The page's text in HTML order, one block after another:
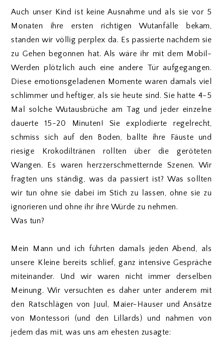
Auch unser Kind ist keine Ausnahme und als sie vor 5
Monaten ihre ersten richtigen Wutanfälle bekam,
standen wir völlig perplex da. Es passierte nachdem sie
zu Gehen begonnen hat. Als wäre ihr mit dem Mobil-
Werden plötzlich auch eine andere Tür aufgegangen.
Diese emotionsgeladenen Momente waren damals viel
schlimmer und heftiger, als sie heute sind. Sie hatte 4-5
Mal solche Wutausbrüche am Tag und jeder einzelne
dauerte 15-20 Minuten! Sie explodierte regelrecht,
schmiss sich auf den Boden, ballte ihre Fäuste und
riesige Krokodiltränen rollten über die geröteten
Wangen. Es waren herzzerschmetternde Szenen. Wir
fragten uns ständig, was da passiert ist? Was sollten
wir tun ohne sie dabei im Stich zu lassen, ohne sie zu
ignorieren und ohne ihr ihre Würde zu nehmen.
Was tun?
Mein Mann und ich führten damals jeden Abend, als
unsere Kleine bereits schlief, ganz intensive Gespräche
miteinander. Und wir waren nicht immer derselben
Meinung. Wir versuchten es daher unter anderem mit
den Ratschlägen von Juul, Maier-Hauser und Ansätze
von Montessori (und den Lillards) und nahmen von
jedem das mit, was uns am ehesten zusagte: